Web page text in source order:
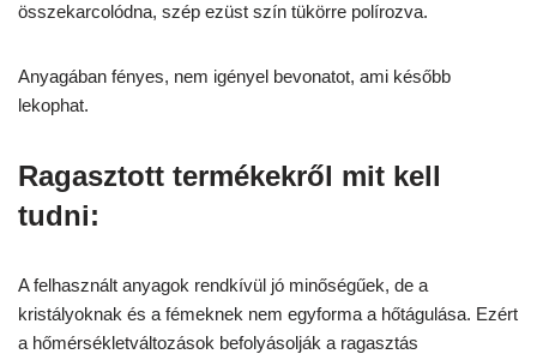
összekarcolódna, szép ezüst szín tükörre polírozva.
Anyagában fényes, nem igényel bevonatot, ami később
lekophat.
Ragasztott termékekről mit kell
tudni:
A felhasznált anyagok rendkívül jó minőségűek, de a
kristályoknak és a fémeknek nem egyforma a hőtágulása. Ezért
a hőmérsékletváltozások befolyásolják a ragasztás